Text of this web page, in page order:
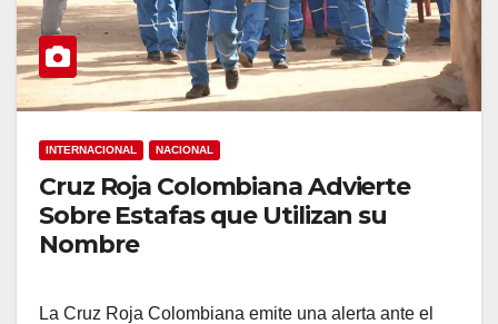
INTERNACIONAL NACIONAL
Cruz Roja Colombiana Advierte
Sobre Estafas que Utilizan su
Nombre
La Cruz Roja Colombiana emite una alerta ante el